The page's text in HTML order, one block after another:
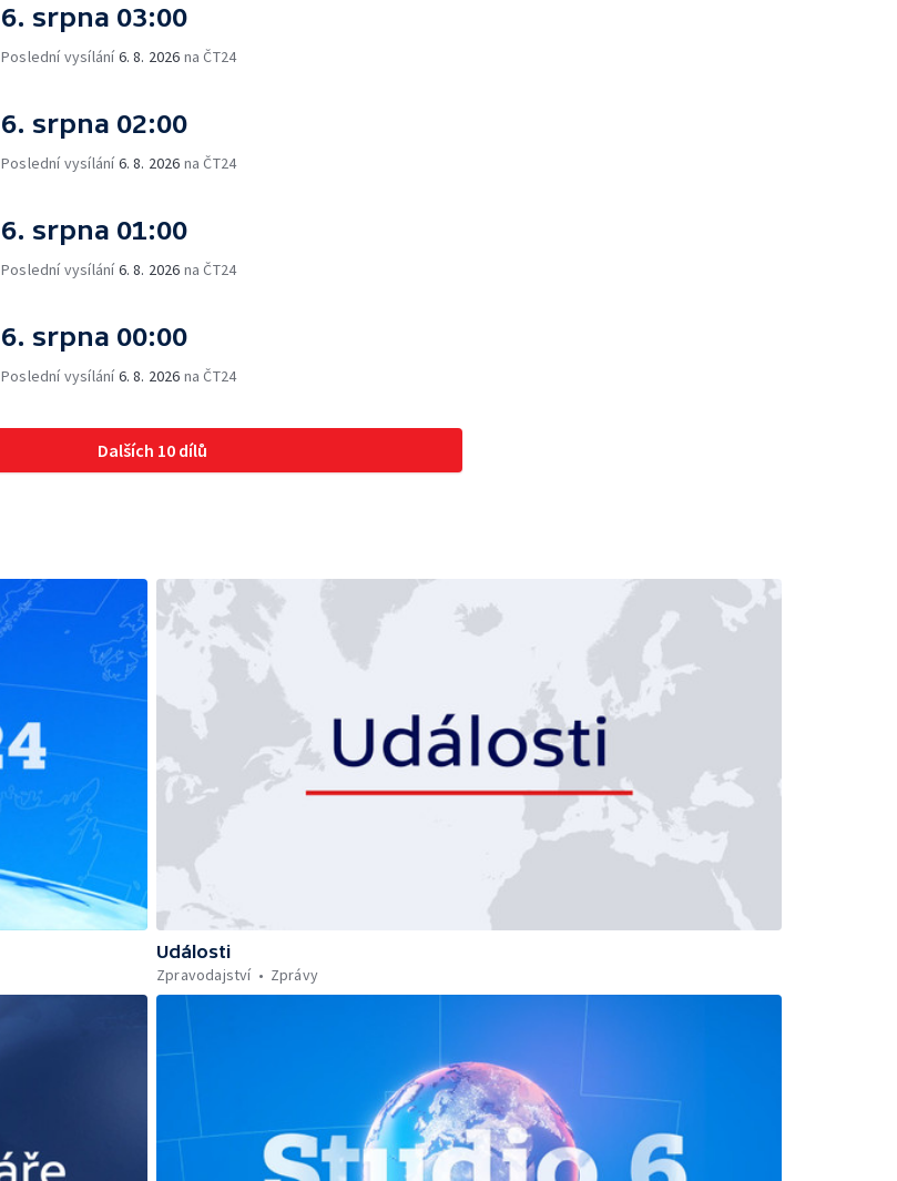
6. srpna 03:00
Poslední vysílání6. 8. 2026 na ČT24
6. srpna 02:00
Poslední vysílání6. 8. 2026 na ČT24
6. srpna 01:00
Poslední vysílání6. 8. 2026 na ČT24
6. srpna 00:00
Poslední vysílání6. 8. 2026 na ČT24
Dalších 10 dílů
Události
Zpravodajství
Zprávy